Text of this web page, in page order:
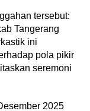
tersebut:
Tangerang
ini
pola pikir
seremoni
2025